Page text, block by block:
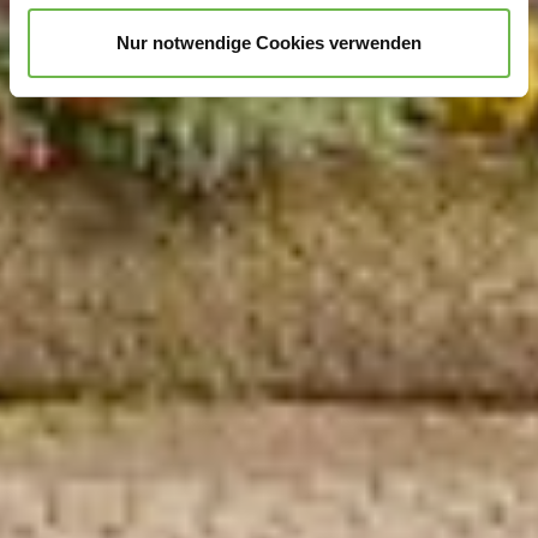
unterstützen!
erhobenen Daten in den USA durch Google und
YouTube:Indem Sie auf "Gerne Alle annehmen" oder
Präferenzen, Statistiken oder Marketing ankreuzen und
auf „Auswahl manuell festlegen“ klicken, willigen Sie
zugleich gem. Art. 49 Abs. 1 S. 1 lit. a DSGVO ein, dass
Ihre Daten in den USA verarbeitet werden. Die USA
werden vom Europäischen Gerichtshof als ein Land mit
einem nach EU-Standards unzureichendem
Datenschutzniveau eingeschätzt. Es besteht
insbesondere das Risiko, dass Ihre Daten durch US-
Behörden, zu Kontroll- und zu Überwachungszwecken,
möglicherweise auch ohne Rechtsbehelfsmöglichkeiten,
verarbeitet werden können. Wenn Sie auf "Auswahl
manuell festlegen" klicken und keine der optionalen
Boxen (Präferenzen, Statistiken oder Marketing
ausgewählt haben, findet die vorgehend beschriebene
Übermittlung nicht statt. Weitere Informationen erhalten
Sie in unseren Datenschutzhinweisen.
Nur notwendige Cookies verwenden